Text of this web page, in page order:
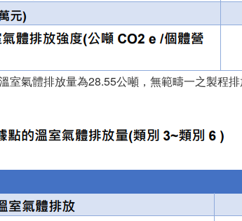
室氣體排放量為28.55公噸，無範疇一之製程排